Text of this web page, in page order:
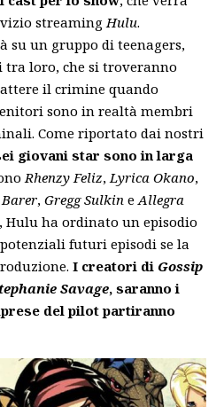
streamingHulu.
su un gruppo di teenagers,
loro, che si troveranno
il crimine quando
sono in realtà membri
Come riportato dai nostri
giovani star sono in larga
Rhenzy Feliz,Lyrica Okano,
, Gregg Sulkin eAllegra
Hulu ha ordinato un episodio
futuri episodi se la
I creatori di Gossip
Savage, saranno i
del pilot partiranno